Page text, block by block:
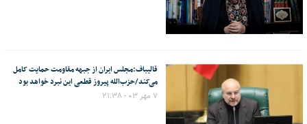
قالیباف:مجلس ایران از جبهه مقاومت حمایت کامل
می‌کند/حزب‌الله پیروز قطعی این نبرد خواهد بود
۷ مهر ۰۳ - ۲۱:۳۸